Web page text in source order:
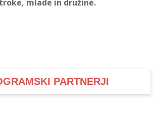
mlade in družine.
PARTNERJI